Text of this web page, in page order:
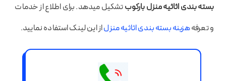
بسته بندی اثاثیه منزل بارکوبتشکیل میدهد. برای اطلاع از خدمات
و تعرفههزینه بسته بندی اثاثیه منزلاز این لینک استفاده نمایید.